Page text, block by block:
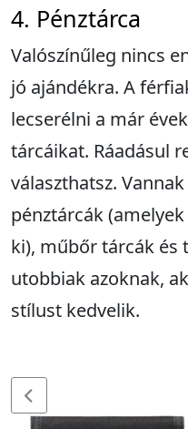
4. Pénztárca
Valószínűleg nincs
jó ajándékra. A
lecserélni a már
tárcáikat. Ráadásul
választhatsz.
pénztárcák
ki), műbőr tárcák és
utobbiak azoknak,
stílust kedvelik.